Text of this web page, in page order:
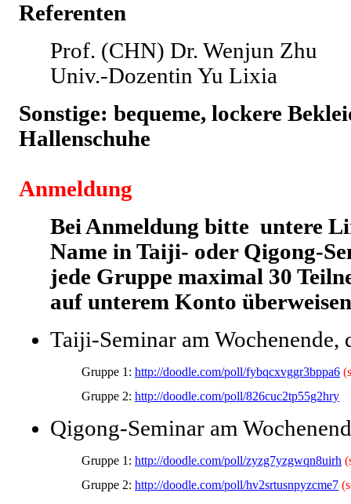
Referenten
Prof. (CHN) Dr. Wenjun Zhu
Univ.-Dozentin Yu Lixia
Sonstige: bequeme, lockere
Hallenschuhe
Anmeldung
Bei Anmeldung bitte untere
Name in Taiji- oder Qigong-
jede Gruppe maximal 30
auf unterem Konto
Taiji-Seminar am Wochenende,
Gruppe 1: http://doodle.com/poll/fybqcxvggr3bppa6
Gruppe 2: http://doodle.com/poll/826cuc2tp55g2hry
Qigong-Seminar am
Gruppe 1: http://doodle.com/poll/zyzg7yzgwqn8uirh
Gruppe 2: http://doodle.com/poll/hv2srtusnpyzcme7